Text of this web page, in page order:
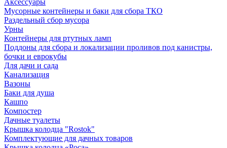
Аксессуары
Мусорные контейнеры и баки для сбора ТКО
Раздельный сбор мусора
Урны
Контейнеры для ртутных ламп
Поддоны для сбора и локализации проливов под канистры,
бочки и еврокубы
Для дачи и сада
Канализация
Вазоны
Баки для душа
Кашпо
Компостер
Дачные туалеты
Крышка колодца "Rostok"
Комплектующие для дачных товаров